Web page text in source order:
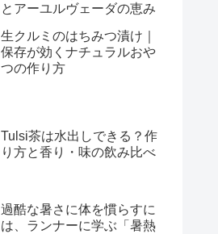
とアーユルヴェーダの恵み
生クルミのはちみつ漬け｜
保存が効くナチュラルおや
つの作り方
Tulsi茶は水出しできる？作
り方と香り・味の飲み比べ
過酷な暑さに体を慣らすに
は、ランナーに学ぶ「暑熱